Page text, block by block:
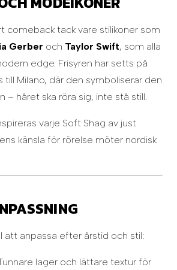
comeback tack vare stilikoner som
Gerber och Taylor Swift, som alla
edge. Frisyren har setts på
till Milano, där den symboliserar den
– håret ska röra sig, inte stå still.
varje Soft Shag av just
känsla för rörelse möter nordisk
att anpassa efter årstid och stil:
lager och lättare textur för